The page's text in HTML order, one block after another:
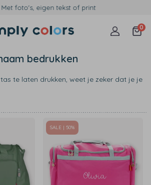
Met foto's, eigen tekst of print
0
bedrukken
te laten drukken, weet je zeker dat je je
SALE | 50%